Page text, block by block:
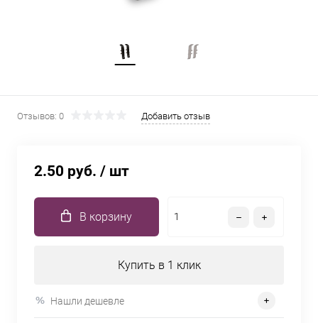
Отзывов: 0 Добавить отзыв
2.50 руб. / шт
В корзину
Купить в 1 клик
Нашли дешевле